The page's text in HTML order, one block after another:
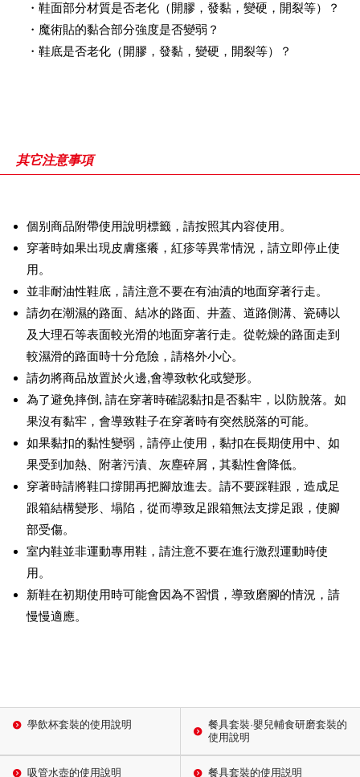
・鞋面部分材質是否老化（開膠，發黏，變硬，開裂等）？
・魔術貼的黏合部分強度是否變弱？
・鞋底是否老化（開膠，發黏，變硬，開裂等）？
其它注意事項
個别商品附帶使用說明標籤，請按照其内容使用。
穿著時如果出現皮膚瘙癢，紅疹等異常情況，請立即停止使
用。
並非耐油性鞋底，請注意不要在有油漬的地面穿著行走。
請勿在潮濕的路面、結冰的路面、井蓋、道路側溝、瓷磚以
及大理石等表面較光滑的地面穿著行走。從乾燥的路面走到
較濕滑的路面時十分危險，請格外小心。
請勿將商品放置於火邊,會導致軟化或變形。
為了避免摔倒, 請在穿著時確認黏扣是否黏牢，以防脫落。如
果沒有黏牢，會導致鞋子在穿著時有突然脱落的可能。
如果黏扣的黏性變弱，請停止使用，黏扣在長期使用中、如
果受到加熱、附著污漬、灰塵碎屑，其黏性會降低。
穿著時請將鞋口撐開再把腳放進去。請不要踩鞋跟，造成足
跟箱結構變形、塌陷，從而導致足跟箱無法支撐足跟，使腳
部受傷。
室内鞋並非運動專用鞋，請注意不要在進行激烈運動時使
用。
新鞋在初期使用時可能會因為不習慣，導致磨腳的情況，請
慢慢適應。
學飲杯套裝的使用說明
餐具套裝·嬰兒輔食研磨套裝的
使用說明
吸管水壺的使用說明 餐具套裝的使用説明